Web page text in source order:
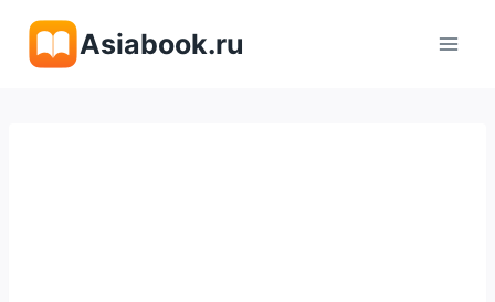
содержимому
Asiabook.ru